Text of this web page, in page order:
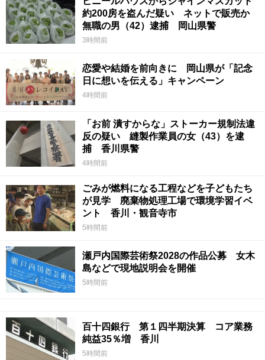
約200房を盗んだ疑い ネットで販売か
無職の男（42）逮捕 岡山県警
3時間前
恋愛や結婚を前向きに 岡山県が「記念
日に想いを伝える」キャンペーン
4時間前
「お前 潰すからな」ストーカー規制法違
反の疑い 縫製作業員の女（43）を逮
捕 香川県警
4時間前
ごみが燃料になる工程などを子どもたち
が見学 廃棄物処理工場で環境学習イベ
ント 香川・観音寺市
5時間前
瀬戸内国際芸術祭2028の作品公募 女木
島などで現地説明会を開催
5時間前
百十四銀行 第１四半期決算 コア業務
純益35％増 香川
5時間前